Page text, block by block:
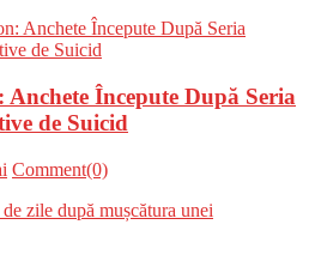
Începute După Seria
de Suicid
Comment(0)